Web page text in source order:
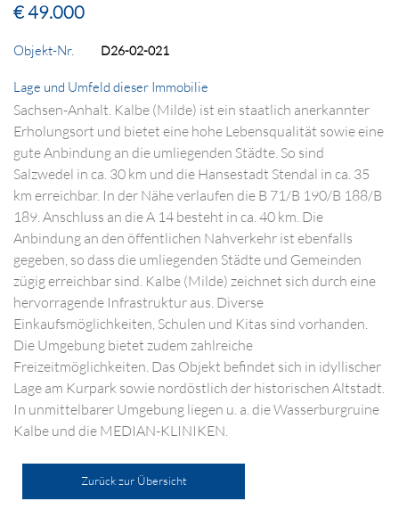
€ 49.000
Objekt-Nr. D26-02-021
Lage und Umfeld dieser Immobilie
Sachsen-Anhalt. Kalbe (Milde) ist ein staatlich anerkannter
Erholungsort und bietet eine hohe Lebensqualität sowie eine
gute Anbindung an die umliegenden Städte. So sind
Salzwedel in ca. 30 km und die Hansestadt Stendal in ca. 35
km erreichbar. In der Nähe verlaufen die B 71/B 190/B 188/B
189. Anschluss an die A 14 besteht in ca. 40 km. Die
Anbindung an den öffentlichen Nahverkehr ist ebenfalls
gegeben, so dass die umliegenden Städte und Gemeinden
zügig erreichbar sind. Kalbe (Milde) zeichnet sich durch eine
hervorragende Infrastruktur aus. Diverse
Einkaufsmöglichkeiten, Schulen und Kitas sind vorhanden.
Die Umgebung bietet zudem zahlreiche
Freizeitmöglichkeiten. Das Objekt befindet sich in idyllischer
Lage am Kurpark sowie nordöstlich der historischen Altstadt.
In unmittelbarer Umgebung liegen u. a. die Wasserburgruine
Kalbe und die MEDIAN-KLINIKEN.
Zurück zur Übersicht